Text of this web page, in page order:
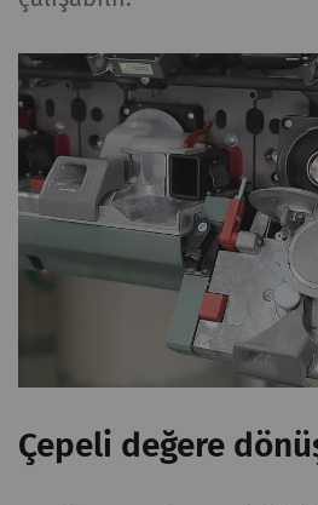
Çepeli değere